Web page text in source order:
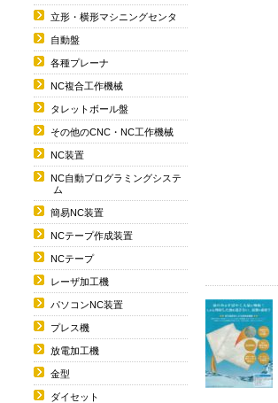
立形・横形マシニングセンタ
自動盤
各種プレーナ
NC複合工作機械
タレットボール盤
その他のCNC・NC工作機械
NC装置
NC自動プログラミングシステ
ム
簡易NC装置
NCテープ作成装置
NCテープ
レーザ加工機
パソコンNC装置
プレス機
放電加工機
金型
ダイセット